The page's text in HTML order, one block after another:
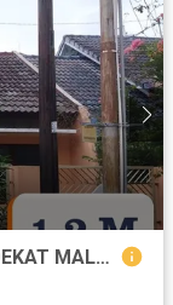
JUAL RUMAH DI SEMARANG INDAH, DEKAT MALL THE PARK SEMARANG